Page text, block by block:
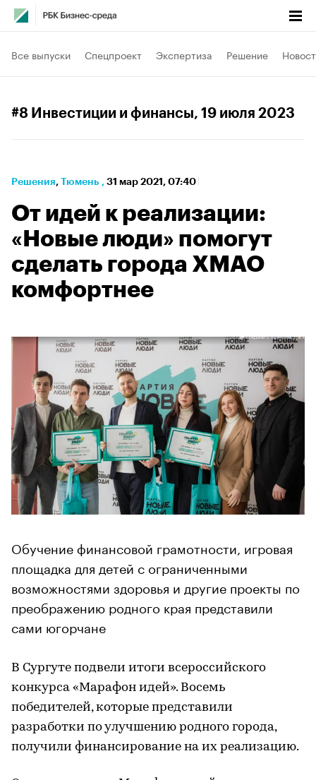
Все выпуски Спецпроект Экспертиза Решение
#8 Инвестиции и финансы, 19 июля 2023
Решения⁠, Тюмень , 31 мар 2021, 07:40
От идей к реализации:
«Новые люди» помогут
сделать города ХМАО
комфортнее
Обучение финансовой грамотности, игровая
площадка для детей с ограниченными
возможностями здоровья и другие проекты по
преображению родного края представили
сами югорчане
В Сургуте подвели итоги всероссийского
конкурса «Марафон идей». Восемь
победителей, которые представили
разработки по улучшению родного города,
получили финансирование на их реализацию.